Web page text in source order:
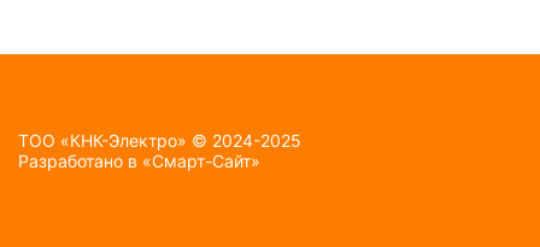
TOO «КНК-Электро» © 2024-2025
Разработано в «Смарт-Сайт»